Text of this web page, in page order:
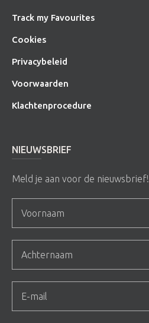
Track my Favourites
Cookies
Privacybeleid
Voorwaarden
Klachtenprocedure
NIEUWSBRIEF
Meld je aan voor de nieuwsbrief!